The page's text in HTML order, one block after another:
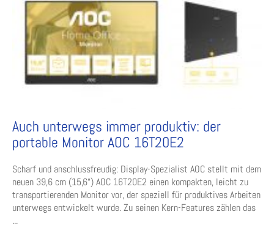
Auch unterwegs immer produktiv: der
portable Monitor AOC 16T20E2
Scharf und anschlussfreudig: Display-Spezialist AOC stellt mit dem
neuen 39,6 cm (15,6“) AOC 16T20E2 einen kompakten, leicht zu
transportierenden Monitor vor, der speziell für produktives Arbeiten
unterwegs entwickelt wurde. Zu seinen Kern-Features zählen das
...